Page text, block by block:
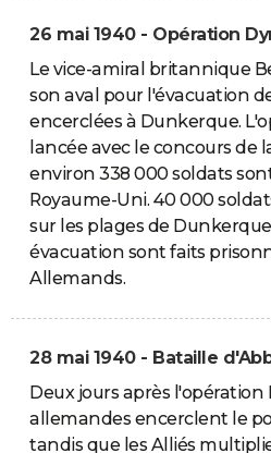
26 mai 1940 - Opération
Le vice-amiral britannique
son aval pour l'évacuation
encerclées à Dunkerque.
lancée avec le concours de
environ 338 000 soldats
Royaume-Uni. 40 000
sur les plages de
évacuation sont faits
Allemands.
28 mai 1940 - Bataille
Deux jours après
allemandes encerclent le
tandis que les Alliés